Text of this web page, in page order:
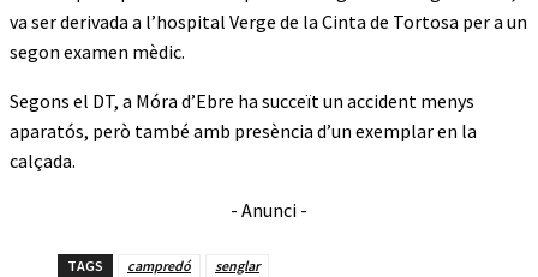
va ser derivada a l’hospital Verge de la Cinta de Tortosa per a un
segon examen mèdic.
Segons el DT, a Móra d’Ebre ha succeït un accident menys
aparatós, però també amb presència d’un exemplar en la
calçada.
- Anunci -
TAGS campredó senglar